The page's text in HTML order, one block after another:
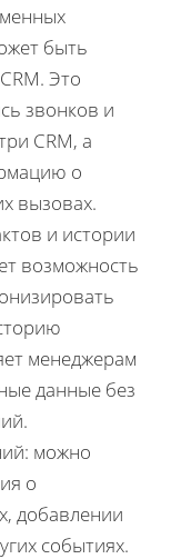
быть
Это
звонков и
CRM, а
о
вызовах.
и истории
возможность
менеджерам
данные без
можно
о
добавлении
событиях.